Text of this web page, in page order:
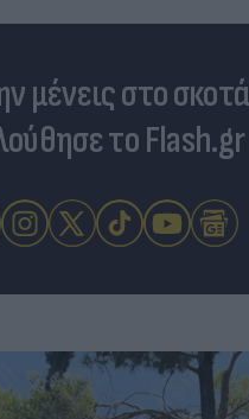
μένεις στο
το Flash.gr